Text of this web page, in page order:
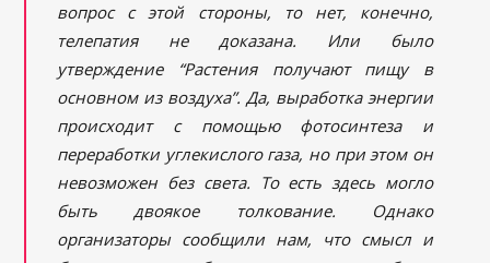
вопрос с этой стороны, то нет, конечно,
телепатия не доказана. Или было
утверждение “Растения получают пищу в
основном из воздуха”. Да, выработка энергии
происходит с помощью фотосинтеза и
переработки углекислого газа, но при этом он
невозможен без света. То есть здесь могло
быть двоякое толкование. Однако
организаторы сообщили нам, что смысл и